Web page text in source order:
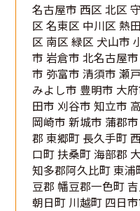
名古屋市 西区 北区
区 名東区 中川区 熱
区 南区 緑区 犬山市
市 岩倉市 北名古屋
市 弥富市 清須市 瀬
みよし市 豊明市 大
田市 刈谷市 知立市
岡崎市 新城市 蒲郡
郡 東郷町 長久手町
口町 扶桑町 海部郡
知多郡阿久比町 東
豆郡 幡豆郡一色町
朝日町 川越町 四日